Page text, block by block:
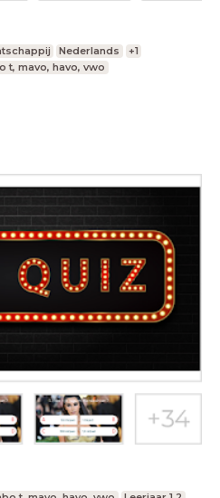
Nederlands
+1
t, mavo, havo, vwo